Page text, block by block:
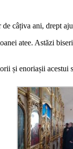
câțiva ani, drept
atee. Astăzi
și enoriașii acestui